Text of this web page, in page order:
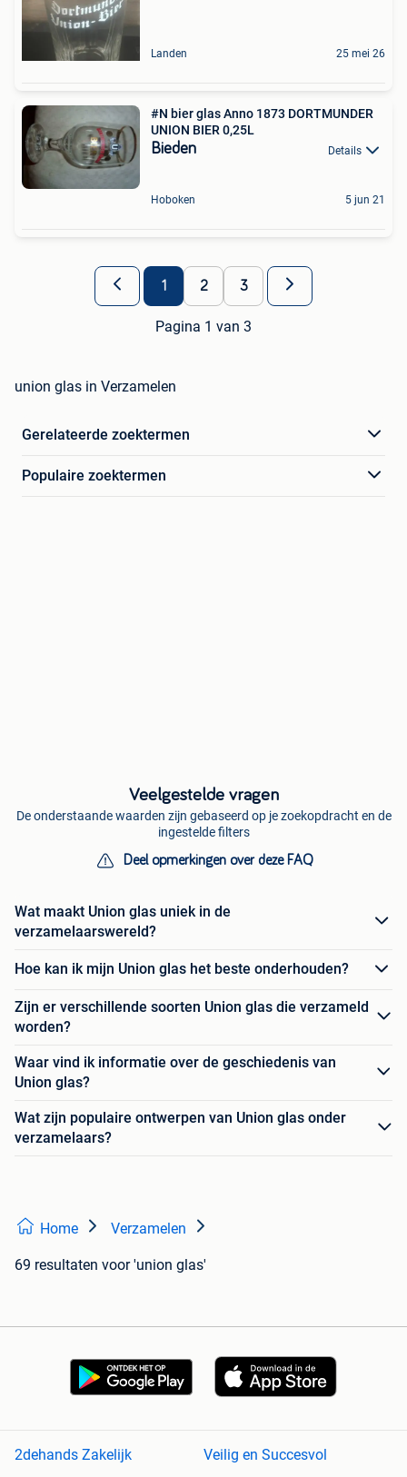
Landen 25 mei 26
#N bier glas Anno 1873 DORTMUNDER
UNION BIER 0,25L
Bieden Details
Hoboken 5 jun 21
1 2 3
Pagina 1 van 3
union glas in Verzamelen
Gerelateerde zoektermen
Populaire zoektermen
Veelgestelde vragen
De onderstaande waarden zijn gebaseerd op je zoekopdracht en de
ingestelde filters
Deel opmerkingen over deze FAQ
Wat maakt Union glas uniek in de
verzamelaarswereld?
Hoe kan ik mijn Union glas het beste onderhouden?
Zijn er verschillende soorten Union glas die verzameld
worden?
Waar vind ik informatie over de geschiedenis van
Union glas?
Wat zijn populaire ontwerpen van Union glas onder
verzamelaars?
Home Verzamelen
69 resultaten voor 'union glas'
2dehands Zakelijk Veilig en Succesvol